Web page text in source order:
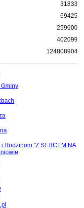
31833
69425
259600
402099
124808904